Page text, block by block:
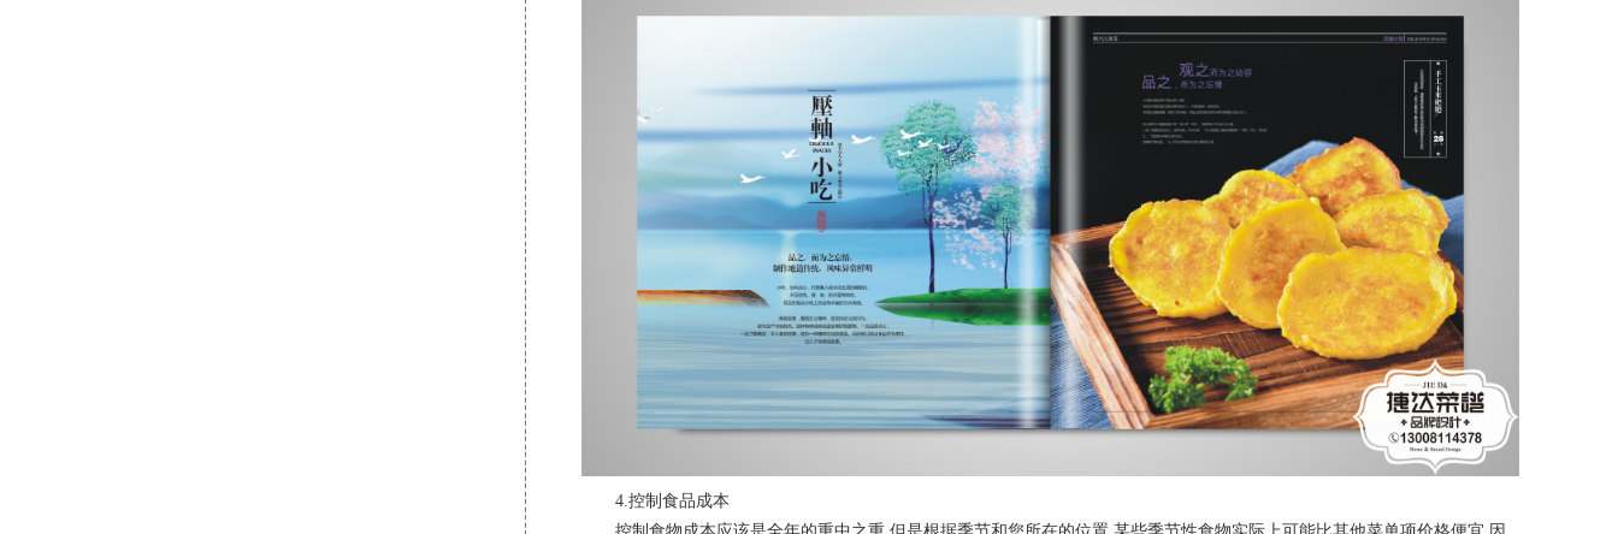
4.控制食品成本